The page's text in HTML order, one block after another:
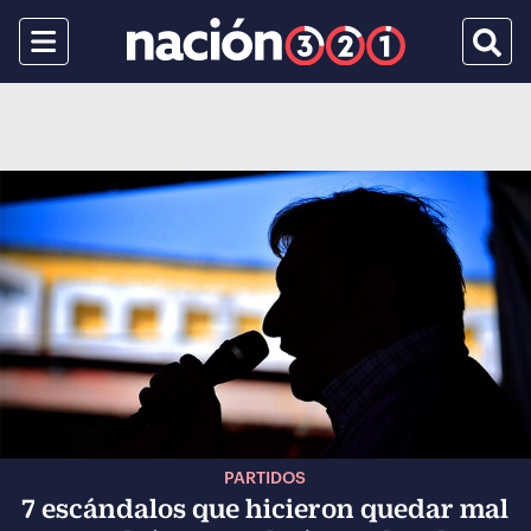
Menu
PARTIDOS
7 escándalos que hicieron quedar mal